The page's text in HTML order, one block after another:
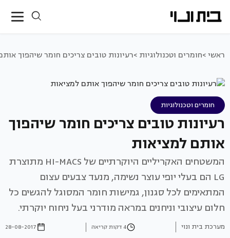
ראשי >חומרים וטכנולוגיות >רעיונות טובים צריכים חומר שיהפוך
חומרים וטכנולוגיות
רעיונות טובים צריכים חומר שיהפוך
אותם למציאות
המשטחים האקריליים היוקרתיים של HI-MACS מתוצרת
LG הם בעלי יופי עוצר נשימה, מנעד צבעים עצום
המתאימים לכל סגנון, גמישות חומר המסוגל להגשים כל
חלום עיצובי וניחנים במראה מודרני בעל ניחוח יוקרתי.
מערכת בית ונוי 4 דקות קריאה 28-08-2017